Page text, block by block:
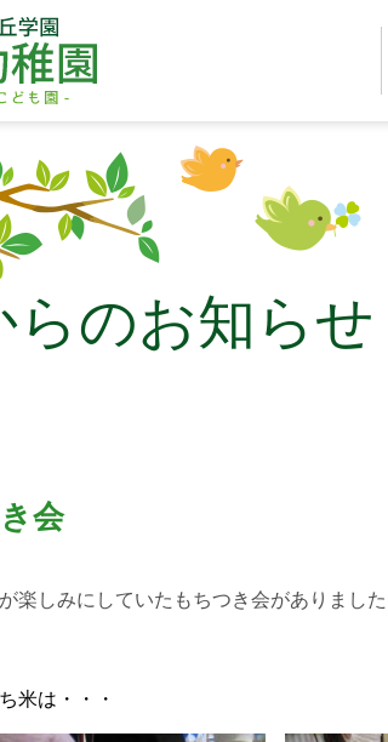
らのお知らせ
会
楽しみにしていたもちつき会がありまし
米は・・・